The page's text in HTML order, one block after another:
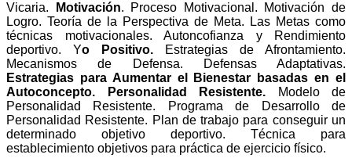
Vicaria.
Motivación. Proceso Motivacional. Motivación de
Logro. Teoría de la Perspectiva de Meta. Las Metas como
técnicas motivacionales. Autoncofianza y Rendimiento
deportivo. Yo Positivo.
Estrategias de Afrontamiento.
Mecanismos de Defensa. Defensas Adaptativas.
Estrategias para Aumentar el Bienestar basadas en el
Autoconcepto.
Personalidad Resistente.
Modelo de
Personalidad Resistente. Programa de Desarrollo de
Personalidad Resistente. Plan de trabajo para conseguir un
determinado objetivo deportivo. Técnica para
establecimiento objetivos para práctica de ejercicio físico.